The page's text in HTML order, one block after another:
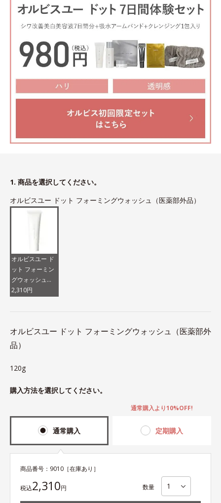
1. 商品を選択してください。
オルビスユー ドット フォーミングウォッシュ（医薬部外品）
オルビスユー ド
ット フォーミン
グウォッシュ
（医薬部外品）
2,310円
オルビスユー ドット フォーミングウォッシュ（医薬部外
品）
120g
購入方法を選択してください。
通常購入 定期購入
通常購入より10%OFF!
商品番号： 9010 ［在庫あり］
税込2,310円 数量